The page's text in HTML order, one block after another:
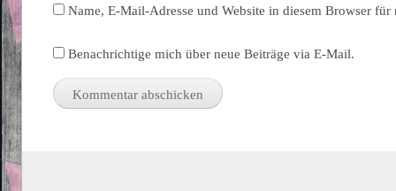
Name, E-Mail-Adresse und Website in diesem Browser
Benachrichtige mich über neue Beiträge via E-Mail.